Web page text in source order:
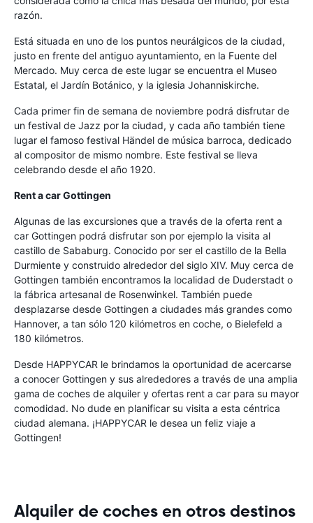
razón.
Está situada en uno de los puntos neurálgicos de la ciudad,
justo en frente del antiguo ayuntamiento, en la Fuente del
Mercado. Muy cerca de este lugar se encuentra el Museo
Estatal, el Jardín Botánico, y la iglesia Johanniskirche.
Cada primer fin de semana de noviembre podrá disfrutar de
un festival de Jazz por la ciudad, y cada año también tiene
lugar el famoso festival Händel de música barroca, dedicado
al compositor de mismo nombre. Este festival se lleva
celebrando desde el año 1920.
Rent a car Gottingen
Algunas de las excursiones que a través de la oferta rent a
car Gottingen podrá disfrutar son por ejemplo la visita al
castillo de Sababurg. Conocido por ser el castillo de la Bella
Durmiente y construido alrededor del siglo XIV. Muy cerca de
Gottingen también encontramos la localidad de Duderstadt o
la fábrica artesanal de Rosenwinkel. También puede
desplazarse desde Gottingen a ciudades más grandes como
Hannover, a tan sólo 120 kilómetros en coche, o Bielefeld a
180 kilómetros.
Desde HAPPYCAR le brindamos la oportunidad de acercarse
a conocer Gottingen y sus alrededores a través de una amplia
gama de coches de alquiler y ofertas rent a car para su mayor
comodidad. No dude en planificar su visita a esta céntrica
ciudad alemana. ¡HAPPYCAR le desea un feliz viaje a
Gottingen!
Alquiler de coches en otros destinos